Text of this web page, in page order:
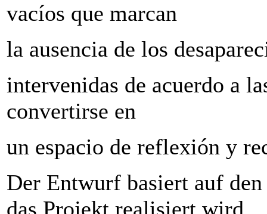
vacíos que marcan
la ausencia de los
intervenidas de acuerdo a
convertirse en
un espacio de reflexión y
Der Entwurf basiert auf
das Projekt realisiert wird.